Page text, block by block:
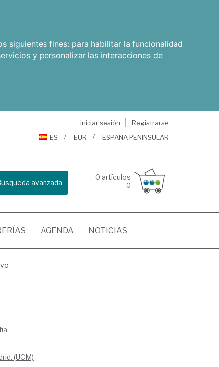
siguientes fines: para habilitar la funcionalidad
y personalizar las interacciones de
Iniciar sesión
Registrarse
ES
EUR ESPAÑA PENINSULAR
avanzada
0 artículos
0
AGENDA NOTICIAS
(UCM)